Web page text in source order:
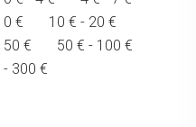
€ 10 € - 20 €
50 € 50 € - 100 €
- 300 €